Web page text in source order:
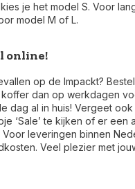
je het model S. Voor
model M of L.
online!
op de Impackt?
dan op werkdagen
dag al in huis! Vergeet
‘Sale’ te kijken of er een
Voor leveringen binnen
Veel plezier met